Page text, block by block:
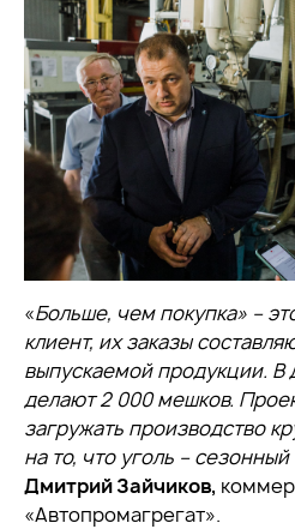
«Больше, чем покупка» –
клиент, их заказы
выпускаемой продукции. В
делают 2 000 мешков.
загружать производство
на то, что уголь – сезонный
Дмитрий Зайчиков,
«Автопромагрегат».